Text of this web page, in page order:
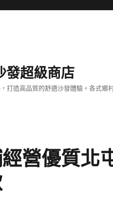
發超級商店
打造高品質的舒適沙發體驗。各式
營優質北